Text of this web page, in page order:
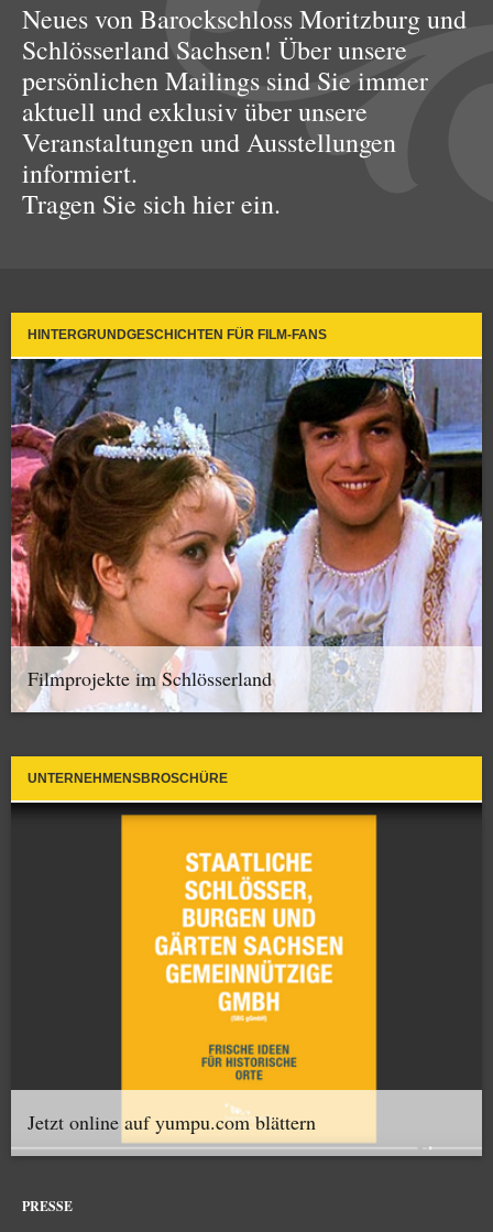
Neues von Barockschloss Moritzburg und
Schlösserland Sachsen! Über unsere
persönlichen Mailings sind Sie immer
aktuell und exklusiv über unsere
Veranstaltungen und Ausstellungen
informiert.
Tragen Sie sich hier ein.
HINTERGRUNDGESCHICHTEN FÜR FILM-FANS
Filmprojekte im Schlösserland
UNTERNEHMENSBROSCHÜRE
Jetzt online auf yumpu.com blättern
PRESSE